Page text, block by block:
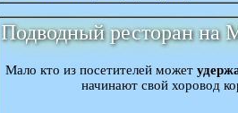
Подводный ресторан на
Мало кто из посетителей может
начинают свой хоровод